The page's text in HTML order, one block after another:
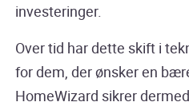
investeringer.
Over tid har dette skift i
for dem, der ønsker en
HomeWizard sikrer